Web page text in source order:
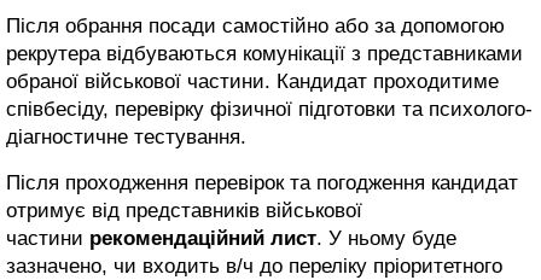
Після обрання посади самостійно або за допомогою
рекрутера відбуваються комунікації з представниками
обраної військової частини. Кандидат проходитиме
співбесіду, перевірку фізичної підготовки та психолого-
діагностичне тестування.
Після проходження перевірок та погодження кандидат
отримує від представників військової
частини рекомендаційний лист. У ньому буде
зазначено, чи входить в/ч до переліку пріоритетного